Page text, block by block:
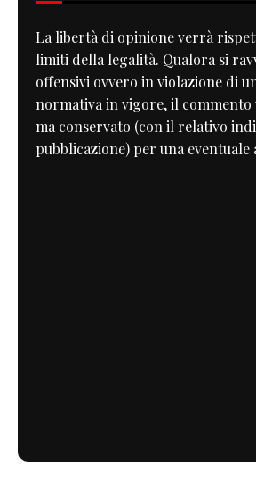
La libertà di opinione verrà
limiti della legalità. Qualora si
offensivi ovvero in violazione di
normativa in vigore, il
ma conservato (con il relativo
pubblicazione) per una eventuale